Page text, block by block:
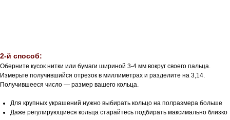
2-й способ:
Оберните кусок нитки или бумаги шириной 3-4 мм вокруг своего пальца.
Измерьте получившийся отрезок в миллиметрах и разделите на 3,14.
Получившееся число — размер вашего кольца.
Для крупных украшений нужно выбирать кольцо на полразмера больше
Даже регулирующиеся кольца старайтесь подбирать максимально близко